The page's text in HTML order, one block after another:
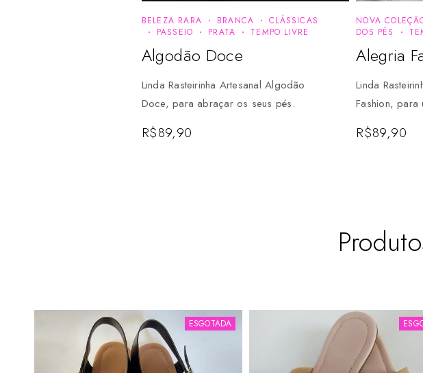
BELEZA RARA BRANCA
CLÁSSICAS
PASSEIO
PRATA TEMPO LIVRE
Algodão Doce
Linda Rasteirinha Artesanal Algodão
Doce, para abraçar os seus pés.
R$89,90
NOVA
DOS PÉS
Alegria
Linda
Fashion, para
R$89,90
ESGOTADA